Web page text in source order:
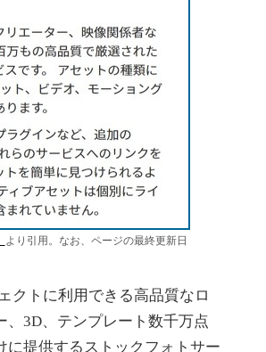
より引用。なお、ページの最終更新日
クトに利用できる高品質なロ
3D、テンプレート数千万点
に提供するストックフォトサー